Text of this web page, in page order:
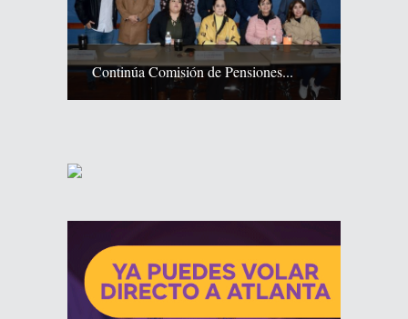
Continúa Comisión de Pensiones...